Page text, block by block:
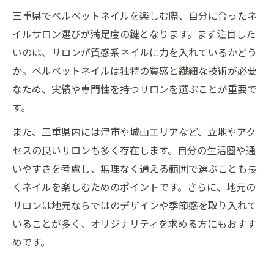
三重県でベルベットネイルを楽しむ際、自分に合ったネ
イルサロン選びが満足度の鍵となります。まず注目した
いのは、サロンが質感系ネイルに力を入れているかどう
か。ベルベットネイルは独特の質感と繊細な技術が必要
なため、実績や専門性を持つサロンを選ぶことが重要で
す。
また、三重県内には津市や城山エリアなど、立地やアク
セスの良いサロンも多く存在します。自分の生活圏や通
いやすさを考慮し、無理なく通える範囲で選ぶことも長
くネイルを楽しむためのポイントです。さらに、地元の
サロンは地元ならではのデザインや季節感を取り入れて
いることが多く、オリジナリティを求める方にもおすす
めです。